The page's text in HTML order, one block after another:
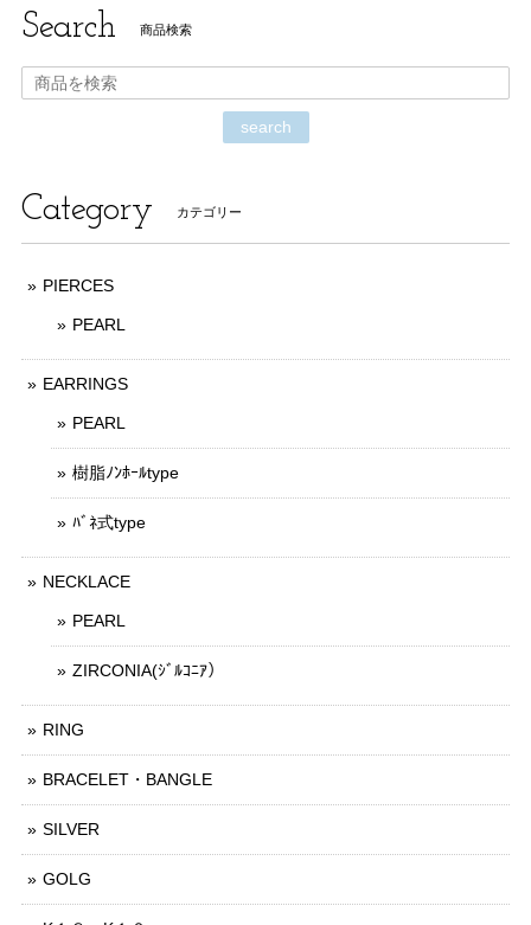
Search 商品検索
search
Category カテゴリー
PIERCES
PEARL
EARRINGS
PEARL
樹脂ﾉﾝﾎｰﾙtype
ﾊﾞﾈ式type
NECKLACE
PEARL
ZIRCONIA(ｼﾞﾙｺﾆｱ）
RING
BRACELET・BANGLE
SILVER
GOLG